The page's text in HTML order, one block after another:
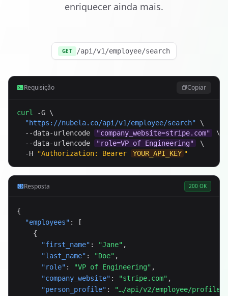
enriquecer ainda mais.
GET /api/v1/employee/search
Requisição Copiar
curl
-G \
"https://nubela.co/api/v1/employee/search" \
  --data-urlencode
"company_website=stripe.com"
\
  --data-urlencode
"role=VP of Engineering"
\
  -H
"Authorization: Bearer YOUR_API_KEY "
Resposta 200 OK
{
"employees" : [
    {
"first_name" : "Jane" ,
"last_name" : "Doe" ,
"role" : "VP of Engineering" ,
"company_website" : "stripe.com" ,
"person_profile" :
"…/api/v2/employee/